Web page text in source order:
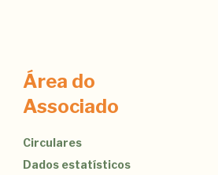
Área do
Associado
Circulares
Dados estatísticos